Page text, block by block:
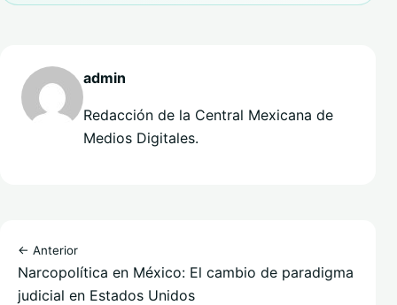
admin
Redacción de la Central Mexicana de
Medios Digitales.
← Anterior
Narcopolítica en México: El cambio de paradigma
judicial en Estados Unidos